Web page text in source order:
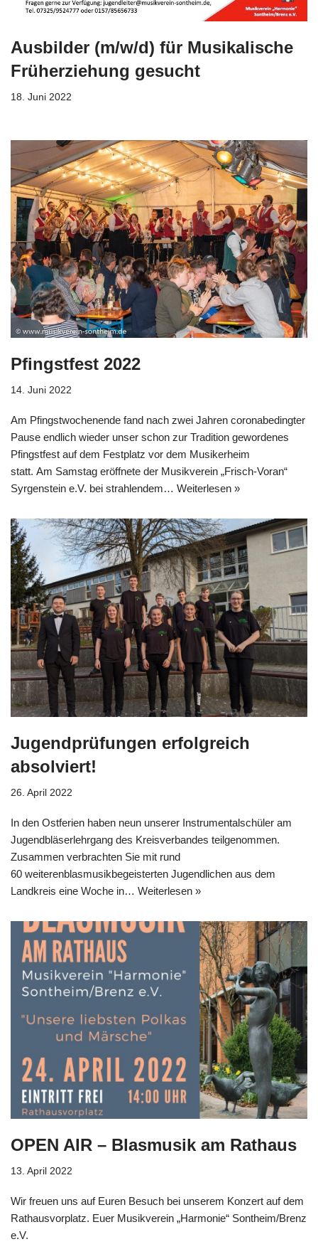
Ausbilder (m/w/d) für Musikalische
Früherziehung gesucht
18. Juni 2022
Pfingstfest 2022
14. Juni 2022
Am Pfingstwochenende fand nach zwei Jahren coronabedingter
Pause endlich wieder unser schon zur Tradition gewordenes
Pfingstfest auf dem Festplatz vor dem Musikerheim
statt. Am Samstag eröffnete der Musikverein „Frisch-Voran“
Syrgenstein e.V. bei strahlendem… Weiterlesen »
Jugendprüfungen erfolgreich
absolviert!
26. April 2022
In den Ostferien haben neun unserer Instrumentalschüler am
Jugendbläserlehrgang des Kreisverbandes teilgenommen.
Zusammen verbrachten Sie mit rund
60 weiterenblasmusikbegeisterten Jugendlichen aus dem
Landkreis eine Woche in… Weiterlesen »
OPEN AIR – Blasmusik am Rathaus
13. April 2022
Wir freuen uns auf Euren Besuch bei unserem Konzert auf dem
Rathausvorplatz. Euer Musikverein „Harmonie“ Sontheim/Brenz
e.V.